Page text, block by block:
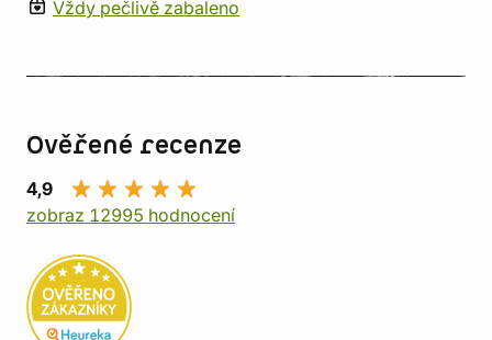
Vždy pečlivě zabaleno
Ověřené recenze
4,9
zobraz 12995 hodnocení